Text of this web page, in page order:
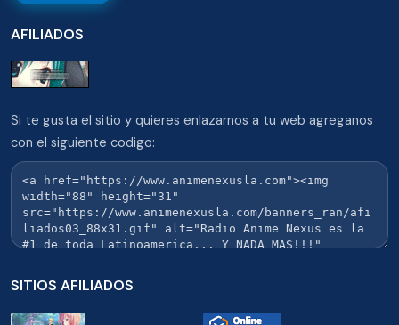
AFILIADOS
Si te gusta el sitio y quieres enlazarnos a tu web agreganos
con el siguiente codigo:
SITIOS AFILIADOS